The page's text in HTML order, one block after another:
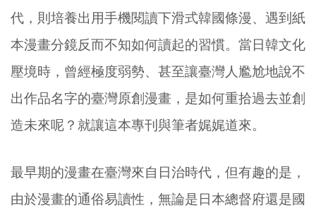
代，則培養出用手機閱讀下滑式韓國條漫、遇到紙
本漫畫分鏡反而不知如何讀起的習慣。當日韓文化
壓境時，曾經極度弱勢、甚至讓臺灣人尷尬地說不
出作品名字的臺灣原創漫畫，是如何重拾過去並創
造未來呢？就讓這本專刊與筆者娓娓道來。
最早期的漫畫在臺灣來自日治時代，但有趣的是，
由於漫畫的通俗易讀性，無論是日本總督府還是國